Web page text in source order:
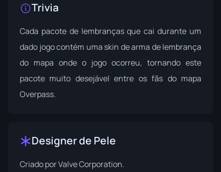
Trivia
Cada pacote de lembranças que cai durante um
dado jogo contém uma skin de arma de lembrança
do mapa onde o jogo ocorreu, tornando este
pacote muito desejável entre os fãs do mapa
Overpass.
Designer de Pele
Criado porValve Corporation.